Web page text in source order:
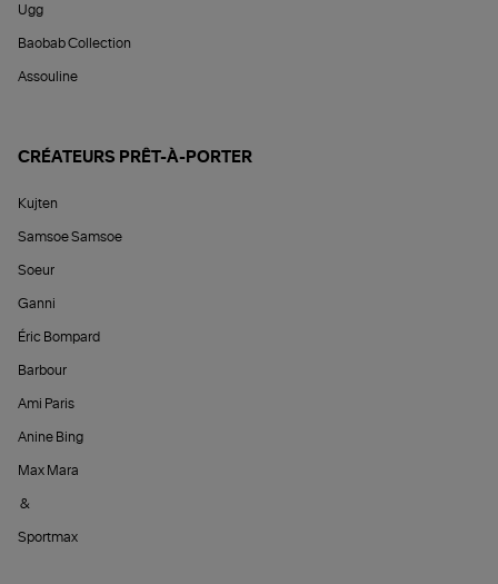
Ugg
Baobab Collection
Assouline
CRÉATEURS PRÊT-À-PORTER
Kujten
Samsoe Samsoe
Soeur
Ganni
Éric Bompard
Barbour
Ami Paris
Anine Bing
Max Mara
&
Sportmax